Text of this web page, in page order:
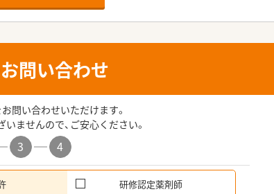
問い合わせ
問い合わせいただけます。
ませんので、ご安心ください。
3 4
研修認定薬剤師